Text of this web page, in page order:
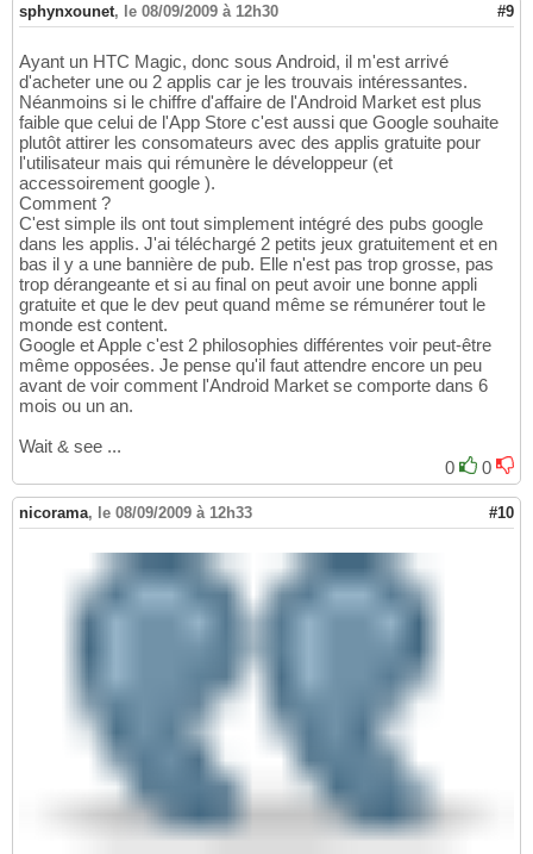
sphynxounet, le 08/09/2009 à 12h30 #9
Ayant un HTC Magic, donc sous Android, il m'est arrivé
d'acheter une ou 2 applis car je les trouvais intéressantes.
Néanmoins si le chiffre d'affaire de l'Android Market est plus
faible que celui de l'App Store c'est aussi que Google souhaite
plutôt attirer les consomateurs avec des applis gratuite pour
l'utilisateur mais qui rémunère le développeur (et
accessoirement google ).
Comment ?
C'est simple ils ont tout simplement intégré des pubs google
dans les applis. J'ai téléchargé 2 petits jeux gratuitement et en
bas il y a une bannière de pub. Elle n'est pas trop grosse, pas
trop dérangeante et si au final on peut avoir une bonne appli
gratuite et que le dev peut quand même se rémunérer tout le
monde est content.
Google et Apple c'est 2 philosophies différentes voir peut-être
même opposées. Je pense qu'il faut attendre encore un peu
avant de voir comment l'Android Market se comporte dans 6
mois ou un an.
Wait & see ...
0
0
nicorama, le 08/09/2009 à 12h33 #10